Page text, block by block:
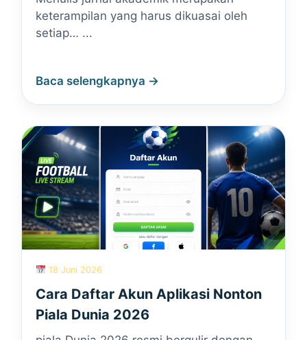
keterampilan yang harus dikuasai oleh
setiap… ...
Baca selengkapnya →
18 Juni 2026
Cara Daftar Akun Aplikasi Nonton
Piala Dunia 2026